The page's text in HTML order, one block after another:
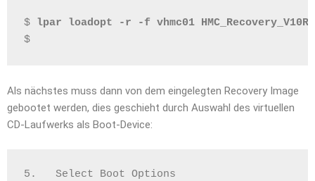
$
lpar loadopt -r -f vhmc01
$
Als nächstes muss dann von dem eingelegten Recovery Image
gebootet werden, dies geschieht durch Auswahl des virtuellen
CD-Laufwerks als Boot-Device:
5.   Select Boot Options